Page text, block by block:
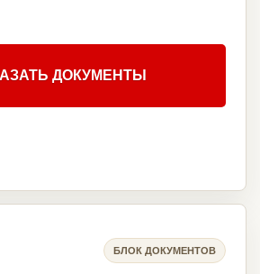
ДОКУМЕНТЫ
БЛОК ДОКУМЕНТОВ